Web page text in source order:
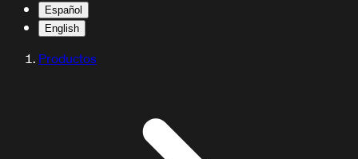
Español
English
Explora nuestros artículos
Productos